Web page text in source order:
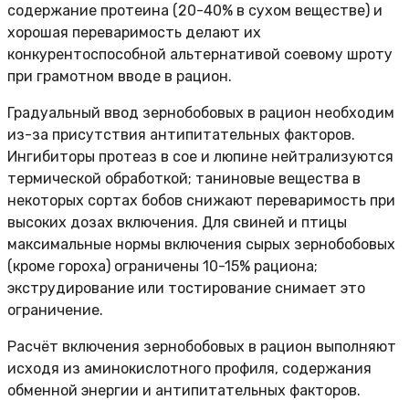
содержание протеина (20-40% в сухом веществе) и
хорошая переваримость делают их
конкурентоспособной альтернативой соевому шроту
при грамотном вводе в рацион.
Градуальный ввод зернобобовых в рацион необходим
из-за присутствия антипитательных факторов.
Ингибиторы протеаз в сое и люпине нейтрализуются
термической обработкой; таниновые вещества в
некоторых сортах бобов снижают переваримость при
высоких дозах включения. Для свиней и птицы
максимальные нормы включения сырых зернобобовых
(кроме гороха) ограничены 10-15% рациона;
экструдирование или тостирование снимает это
ограничение.
Расчёт включения зернобобовых в рацион выполняют
исходя из аминокислотного профиля, содержания
обменной энергии и антипитательных факторов.